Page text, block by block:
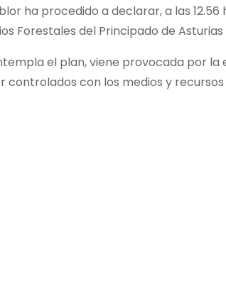
ha procedido a declarar, a las
Forestales del Principado de Asturias
el plan, viene provocada por la
con los medios y recursos